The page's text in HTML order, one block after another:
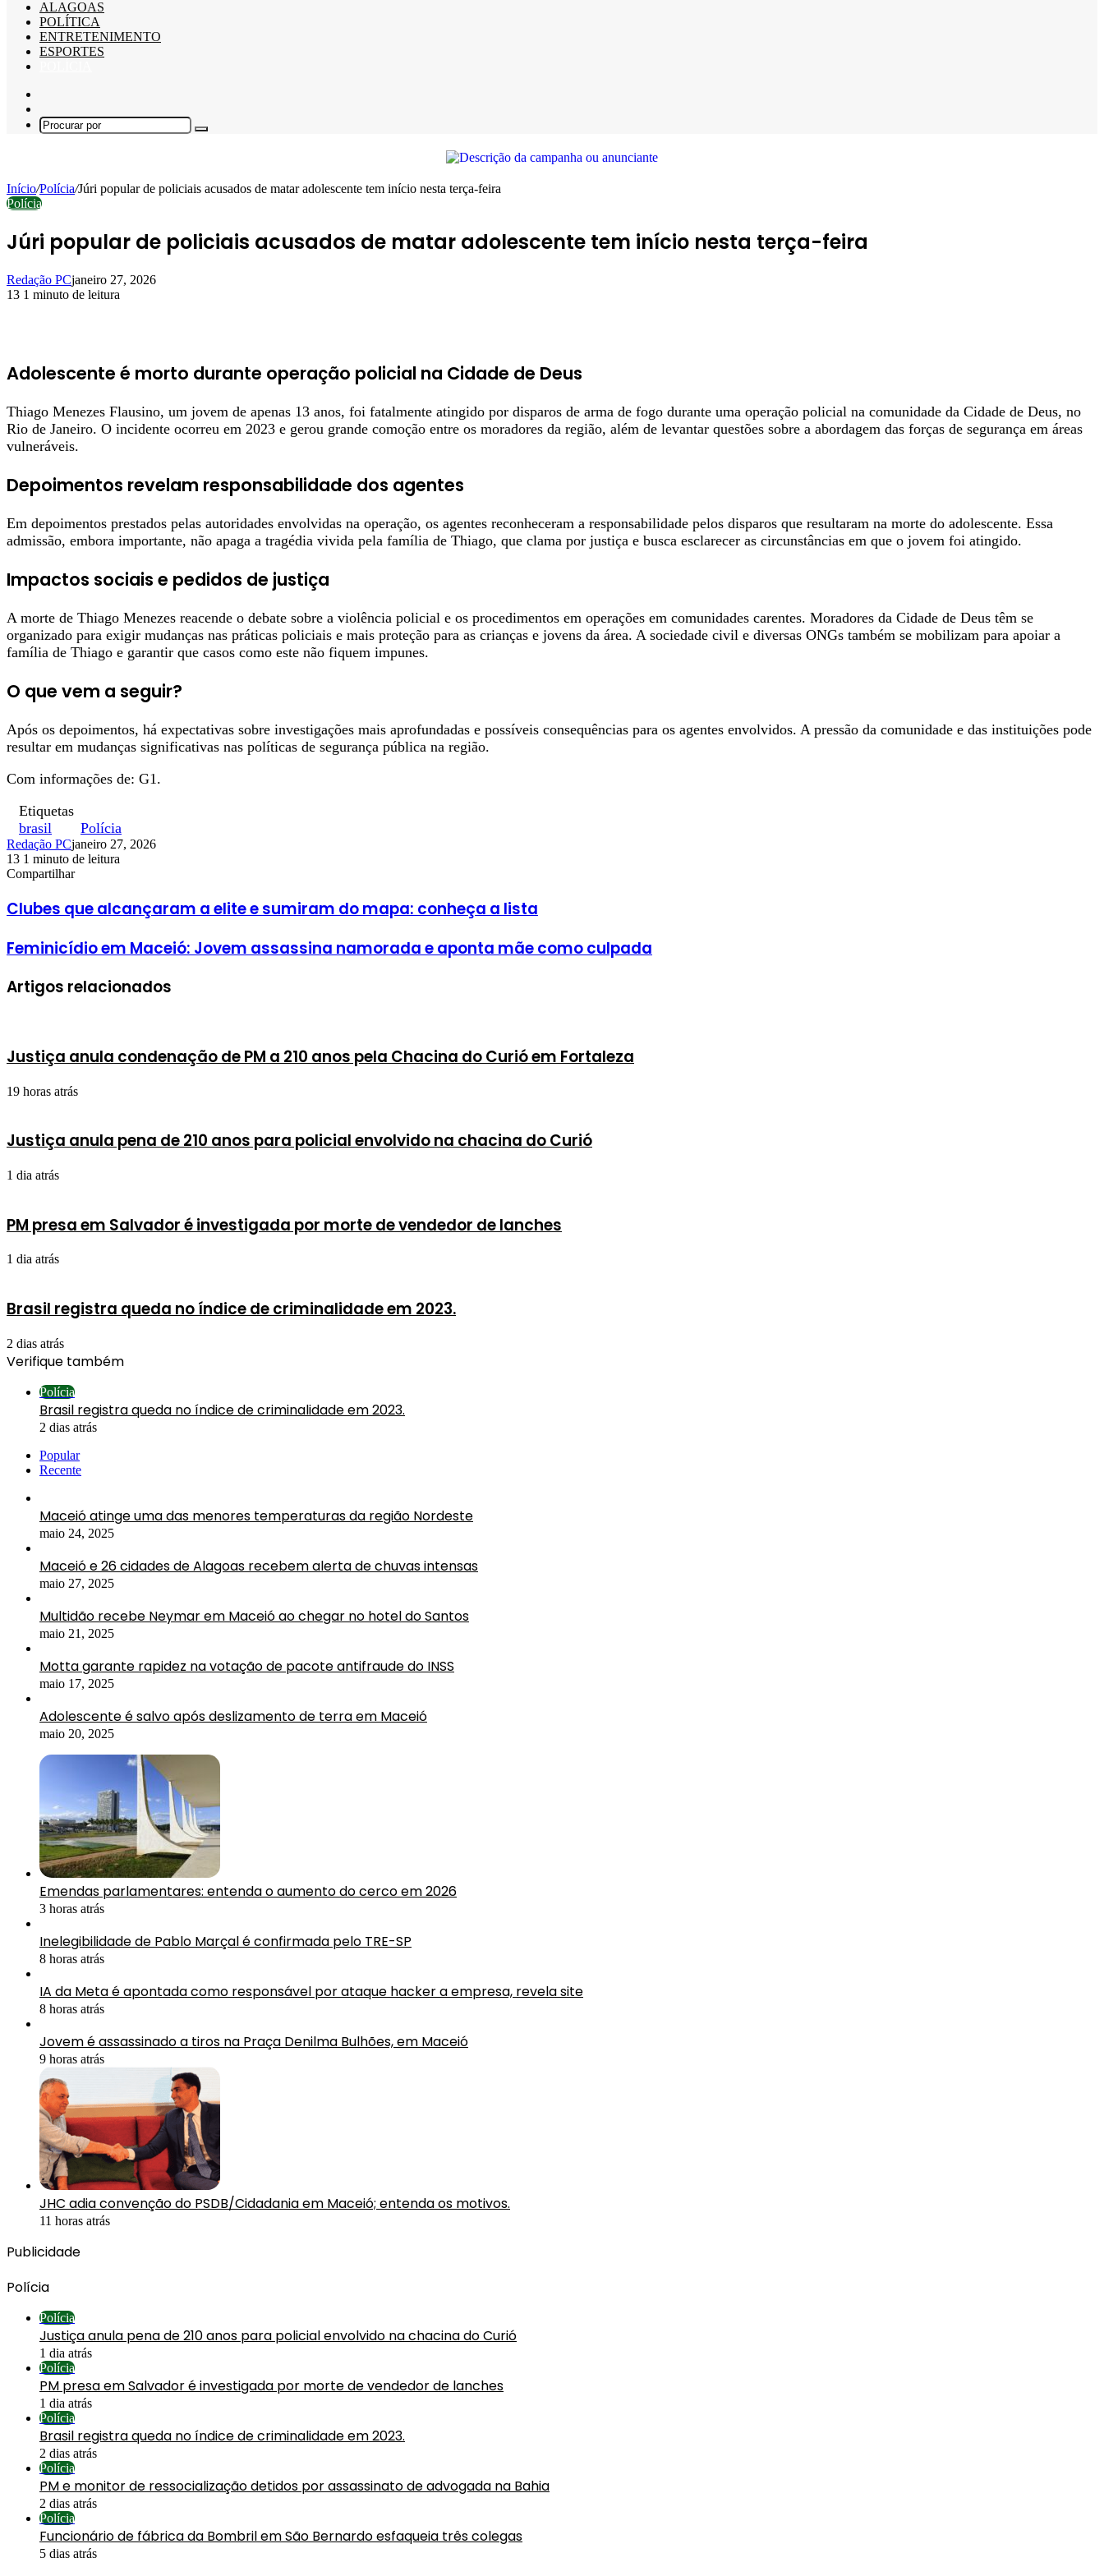
ALAGOAS
POLÍTICA
ENTRETENIMENTO
ESPORTES
skin
Procurar
Início/Polícia/Júri popular de policiais acusados de matar adolescente tem início nesta terça-feira
Polícia
Júri popular de policiais acusados de matar adolescente tem início nesta terça-feira
Redação PCjaneiro 27, 2026
13 1 minuto de leitura
Adolescente é morto durante operação policial na Cidade de Deus
Thiago Menezes Flausino, um jovem de apenas 13 anos, foi fatalmente atingido por disparos de arma de fogo durante uma operação policial na comunidade da Cidade de Deus, no
Rio de Janeiro. O incidente ocorreu em 2023 e gerou grande comoção entre os moradores da região, além de levantar questões sobre a abordagem das forças de segurança em áreas
vulneráveis.
Depoimentos revelam responsabilidade dos agentes
Em depoimentos prestados pelas autoridades envolvidas na operação, os agentes reconheceram a responsabilidade pelos disparos que resultaram na morte do adolescente. Essa
admissão, embora importante, não apaga a tragédia vivida pela família de Thiago, que clama por justiça e busca esclarecer as circunstâncias em que o jovem foi atingido.
Impactos sociais e pedidos de justiça
A morte de Thiago Menezes reacende o debate sobre a violência policial e os procedimentos em operações em comunidades carentes. Moradores da Cidade de Deus têm se
organizado para exigir mudanças nas práticas policiais e mais proteção para as crianças e jovens da área. A sociedade civil e diversas ONGs também se mobilizam para apoiar a
família de Thiago e garantir que casos como este não fiquem impunes.
O que vem a seguir?
Após os depoimentos, há expectativas sobre investigações mais aprofundadas e possíveis consequências para os agentes envolvidos. A pressão da comunidade e das instituições pode
resultar em mudanças significativas nas políticas de segurança pública na região.
Com informações de: G1.
Etiquetas
brasil
Polícia
Redação PCjaneiro 27, 2026
13 1 minuto de leitura
Facebook
X
Linkedin
Pinterest
WhatsApp
Telegram
Compartilhar
Clubes que alcançaram a elite e sumiram do mapa: conheça a lista
Feminicídio em Maceió: Jovem assassina namorada e aponta mãe como culpada
Artigos relacionados
Justiça anula condenação de PM a 210 anos pela Chacina do Curió em Fortaleza
19 horas atrás
Justiça anula pena de 210 anos para policial envolvido na chacina do Curió
1 dia atrás
PM presa em Salvador é investigada por morte de vendedor de lanches
1 dia atrás
Brasil registra queda no índice de criminalidade em 2023.
2 dias atrás
Verifique também
Polícia
Brasil registra queda no índice de criminalidade em 2023.
2 dias atrás
Popular
Recente
Maceió atinge uma das menores temperaturas da região Nordeste
maio 24, 2025
Maceió e 26 cidades de Alagoas recebem alerta de chuvas intensas
maio 27, 2025
Multidão recebe Neymar em Maceió ao chegar no hotel do Santos
maio 21, 2025
Motta garante rapidez na votação de pacote antifraude do INSS
maio 17, 2025
Adolescente é salvo após deslizamento de terra em Maceió
maio 20, 2025
Emendas parlamentares: entenda o aumento do cerco em 2026
3 horas atrás
Inelegibilidade de Pablo Marçal é confirmada pelo TRE-SP
8 horas atrás
IA da Meta é apontada como responsável por ataque hacker a empresa, revela site
8 horas atrás
Jovem é assassinado a tiros na Praça Denilma Bulhões, em Maceió
9 horas atrás
JHC adia convenção do PSDB/Cidadania em Maceió; entenda os motivos.
11 horas atrás
Publicidade
Polícia
Polícia
Justiça anula pena de 210 anos para policial envolvido na chacina do Curió
1 dia atrás
Polícia
PM presa em Salvador é investigada por morte de vendedor de lanches
1 dia atrás
Polícia
Brasil registra queda no índice de criminalidade em 2023.
2 dias atrás
Polícia
PM e monitor de ressocialização detidos por assassinato de advogada na Bahia
2 dias atrás
Polícia
Funcionário de fábrica da Bombril em São Bernardo esfaqueia três colegas
5 dias atrás